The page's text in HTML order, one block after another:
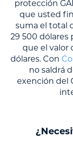
protección
que usted
suma el total
29 500 dólares
que el valor
dólares. Con
no saldrá
exención del